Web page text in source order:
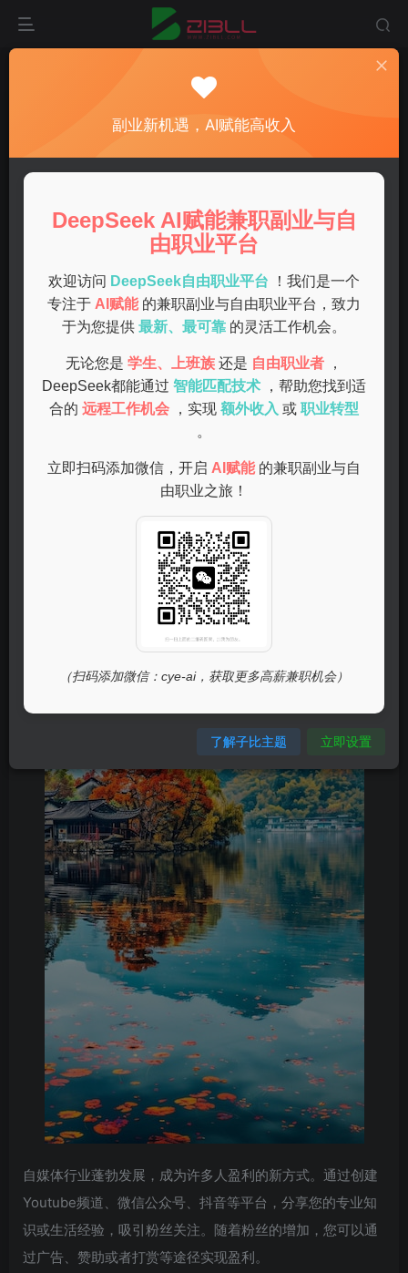
2023年最赚钱的副业项目推荐，轻松提高收入的
admin
0 56
随着生活成本的不断上升，越来越多的人开始寻求副业来增
加收入。本文将为您推荐一些2023年最赚钱的副业项目，帮
助您轻松提高收入。
线上教育的需求大幅上升。如果您在某个领域有专业知识，
可以考虑开设在线课程。您可以通过平台如Udemy、腾讯课
堂等上传自己的课程，赚取学费。直播授课也是一种不错的
自媒体与内容创作
自媒体行业蓬勃发展，成为许多人盈利的新方式。通过创建
Youtube频道、微信公众号、抖音等平台，分享您的专业知
识或生活经验，吸引粉丝关注。随着粉丝的增加，您可以通
过广告、赞助或者打赏等途径实现盈利。
副业新机遇，AI赋能高收入
DeepSeek AI赋能兼职副业与自
由职业平台
欢迎访问 DeepSeek自由职业平台
！我们是一个
专注于 AI赋能 的兼职副业与自由职业平台，致力
于为您提供 最新、最可靠 的灵活工作机会。
无论您是 学生、上班族 还是 自由职业者
，
DeepSeek都能通过 智能匹配技术
，帮助您找到适
合的 远程工作机会 ，实现 额外收入 或 职业转型
。
立即扫码添加微信，开启 AI赋能 的兼职副业与自
由职业之旅！
（扫码添加微信：cye-ai，获取更多高薪兼职机会）
了解子比主题 立即设置